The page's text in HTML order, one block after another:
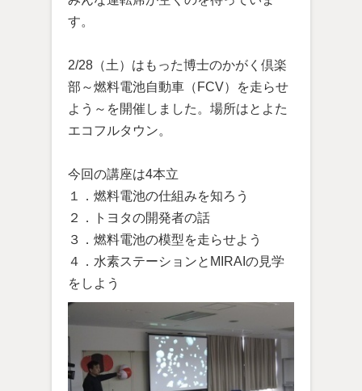
す。
2/28（土）はもった博士のかがく倶楽
部～燃料電池自動車（FCV）を走らせ
よう～を開催しました。場所はとよた
エコフルタウン。
今回の講座は4本立
１．燃料電池の仕組みを知ろう
２．トヨタの開発者の話
３．燃料電池の模型を走らせよう
４．水素ステーションとMIRAIの見学
をしよう